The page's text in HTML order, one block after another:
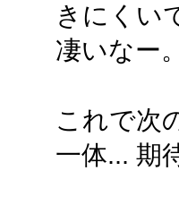
きにくい
凄いなー
これで次
一体... 期